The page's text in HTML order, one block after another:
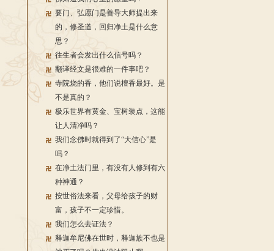
要门、弘愿门是善导大师提出来
的，修圣道，回归净土是什么意
思？
往生者会发出什么信号吗？
翻译经文是很难的一件事吧？
寺院烧的香，他们说檀香最好。是
不是真的？
极乐世界有黄金、宝树装点，这能
让人清净吗？
我们念佛时就得到了“大信心”是
吗？
在净土法门里，有没有人修到有六
种神通？
按世俗法来看，父母给孩子的财
富，孩子不一定珍惜。
我们怎么去证法？
释迦牟尼佛在世时，释迦族不也是